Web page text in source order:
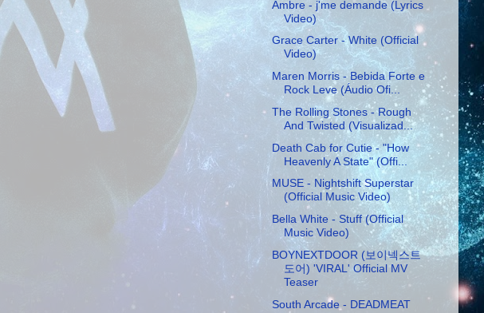
Ambre - j'me demande (Lyrics
Video)
Grace Carter - White (Official
Video)
Maren Morris - Bebida Forte e
Rock Leve (Áudio Ofi...
The Rolling Stones - Rough
And Twisted (Visualizad...
Death Cab for Cutie - "How
Heavenly A State" (Offi...
MUSE - Nightshift Superstar
(Official Music Video)
Bella White - Stuff (Official
Music Video)
BOYNEXTDOOR (보이넥스트
도어) 'VIRAL' Official MV
Teaser
South Arcade - DEADMEAT